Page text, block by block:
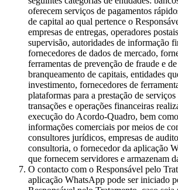
oferecem serviços de pagamentos
de capital ao qual pertence o
empresas de entregas, operadores
supervisão, autoridades de informação
fornecedores de dados de mercado,
ferramentas de prevenção de fraude e
branqueamento de capitais, entidades
investimento, fornecedores de
plataformas para a prestação de
transações e operações financeiras
execução do Acordo-Quadro, bem
informações comerciais por meios de
consultores jurídicos, empresas de
consultoria, o fornecedor da aplicação
que fornecem servidores e armazenam
O contacto com o Responsável pelo
aplicação WhatsApp pode ser iniciado